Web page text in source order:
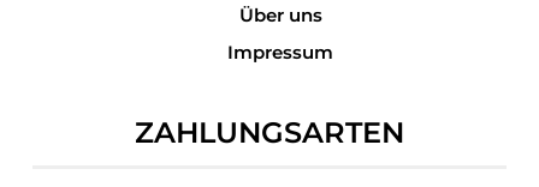
Über uns
Impressum
ZAHLUNGSARTEN